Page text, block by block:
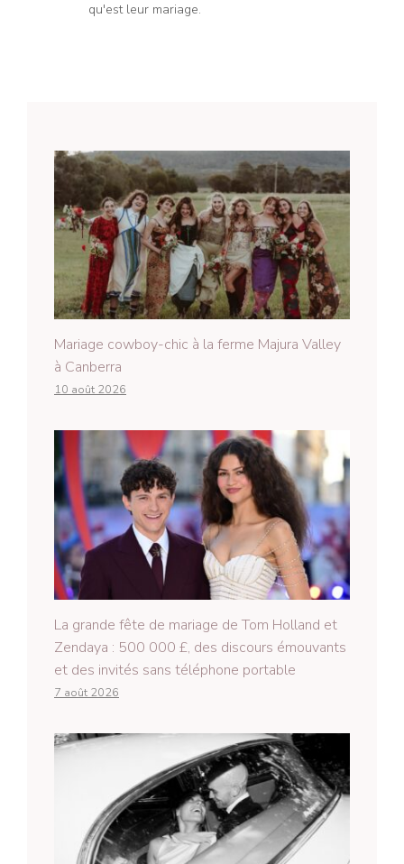
qu'est leur mariage.
Mariage cowboy-chic à la ferme Majura Valley
à Canberra
10 août 2026
La grande fête de mariage de Tom Holland et
Zendaya : 500 000 £, des discours émouvants
et des invités sans téléphone portable
7 août 2026